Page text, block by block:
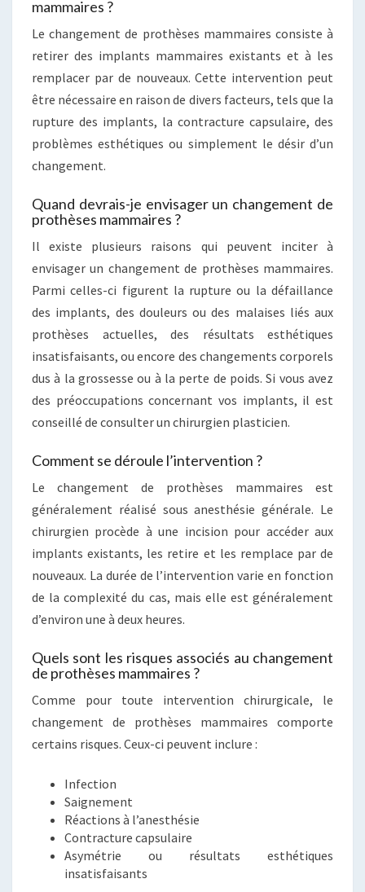
mammaires ?
Le changement de prothèses mammaires consiste à
retirer des implants mammaires existants et à les
remplacer par de nouveaux. Cette intervention peut
être nécessaire en raison de divers facteurs, tels que la
rupture des implants, la contracture capsulaire, des
problèmes esthétiques ou simplement le désir d’un
changement.
Quand devrais-je envisager un changement de
prothèses mammaires ?
Il existe plusieurs raisons qui peuvent inciter à
envisager un changement de prothèses mammaires.
Parmi celles-ci figurent la rupture ou la défaillance
des implants, des douleurs ou des malaises liés aux
prothèses actuelles, des résultats esthétiques
insatisfaisants, ou encore des changements corporels
dus à la grossesse ou à la perte de poids. Si vous avez
des préoccupations concernant vos implants, il est
conseillé de consulter un chirurgien plasticien.
Comment se déroule l’intervention ?
Le changement de prothèses mammaires est
généralement réalisé sous anesthésie générale. Le
chirurgien procède à une incision pour accéder aux
implants existants, les retire et les remplace par de
nouveaux. La durée de l’intervention varie en fonction
de la complexité du cas, mais elle est généralement
d’environ une à deux heures.
Quels sont les risques associés au changement
de prothèses mammaires ?
Comme pour toute intervention chirurgicale, le
changement de prothèses mammaires comporte
certains risques. Ceux-ci peuvent inclure :
Infection
Saignement
Réactions à l’anesthésie
Contracture capsulaire
Asymétrie ou résultats esthétiques
insatisfaisants